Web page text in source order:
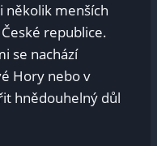
několik menších
republice.
se nachází
Hory nebo v
hnědouhelný důl